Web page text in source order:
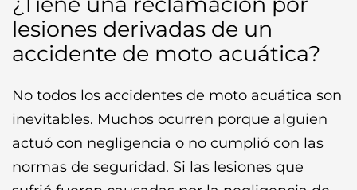
lesiones derivadas de un
accidente de moto acuática?
No todos los accidentes de moto acuática son
inevitables. Muchos ocurren porque alguien
actuó con negligencia o no cumplió con las
normas de seguridad. Si las lesiones que